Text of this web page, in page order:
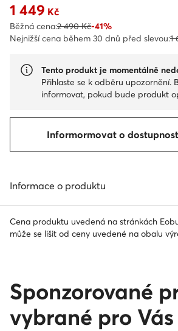
Aktuální cena 1 449 Kč
1 449 Kč
Běžná cena:2 490 Kč-41%
Nejnižší cena během 30 dnů před slevou:1
Tento produkt je momentálně
Přihlaste se k odběru upozornění.
informovat, pokud bude produkt
Informormovat o
Informace o produktu
Cena produktu uvedená na stránkách
může se lišit od ceny uvedené na obalu
Sponzorované
vybrané pro Vás